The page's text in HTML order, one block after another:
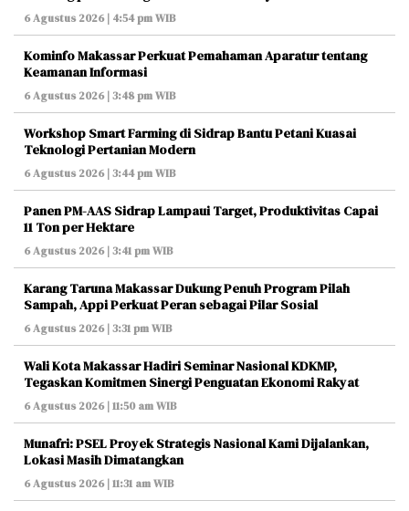
6 Agustus 2026 | 4:54 pm WIB
Kominfo Makassar Perkuat Pemahaman Aparatur tentang
Keamanan Informasi
6 Agustus 2026 | 3:48 pm WIB
Workshop Smart Farming di Sidrap Bantu Petani Kuasai
Teknologi Pertanian Modern
6 Agustus 2026 | 3:44 pm WIB
Panen PM-AAS Sidrap Lampaui Target, Produktivitas Capai
11 Ton per Hektare
6 Agustus 2026 | 3:41 pm WIB
Karang Taruna Makassar Dukung Penuh Program Pilah
Sampah, Appi Perkuat Peran sebagai Pilar Sosial
6 Agustus 2026 | 3:31 pm WIB
Wali Kota Makassar Hadiri Seminar Nasional KDKMP,
Tegaskan Komitmen Sinergi Penguatan Ekonomi Rakyat
6 Agustus 2026 | 11:50 am WIB
Munafri: PSEL Proyek Strategis Nasional Kami Dijalankan,
Lokasi Masih Dimatangkan
6 Agustus 2026 | 11:31 am WIB